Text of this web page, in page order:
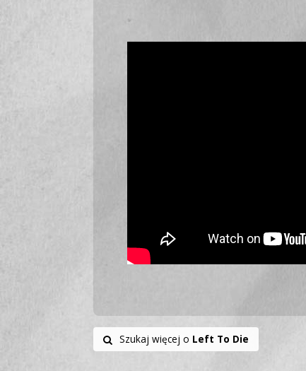
Szukaj więcej o Left To Die